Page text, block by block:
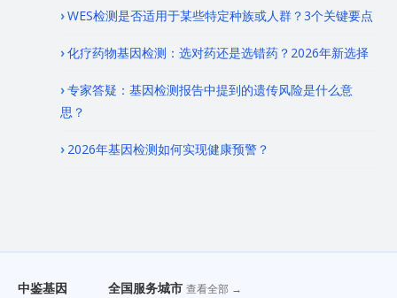
WES检测是否适用于某些特定种族或人群？3个关键要点
化疗药物基因检测：选对药还是选错药？2026年新选择
专家答疑：基因检测报告中提到的遗传风险是什么意
思？
2026年基因检测如何实现健康预警？
中鉴基因 全国服务城市 查看全部 →